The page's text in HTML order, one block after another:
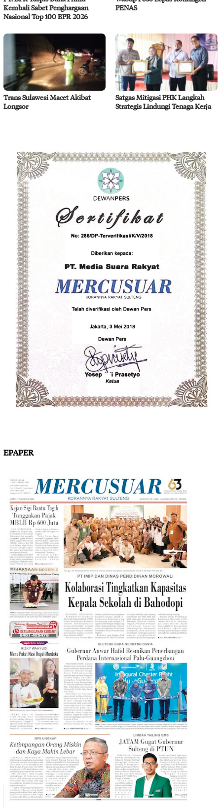
Kembali Sabet Penghargaan
Nasional Top 100 BPR 2026
PENAS
Trans Sulawesi Macet Akibat
Longsor
Satgas Mitigasi PHK Langkah
Strategis Lindungi Tenaga Kerja
EPAPER